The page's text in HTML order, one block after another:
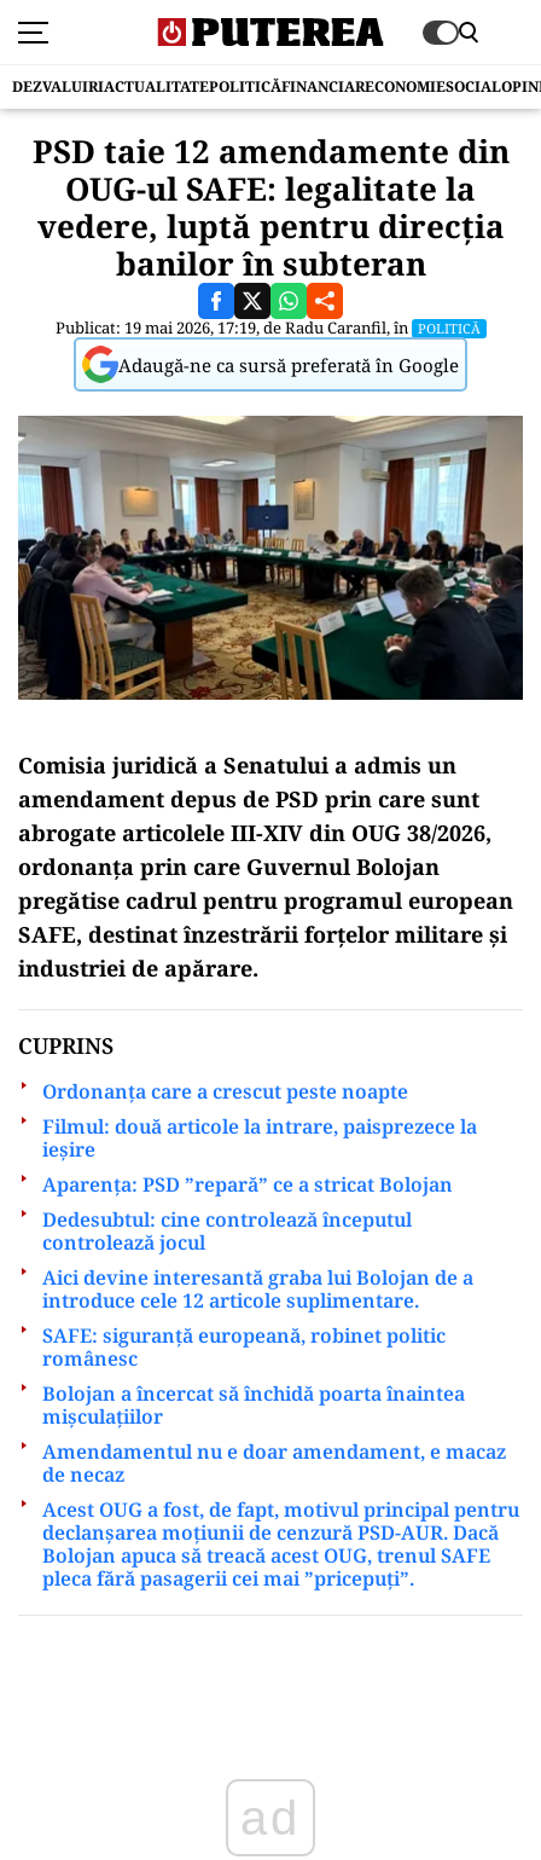
DEZVALUIRIACTUALITATEPOLITICĂFINANCIARECONOMIESOCIAL
PSD taie 12 amendamente din
OUG-ul SAFE: legalitate la
vedere, luptă pentru direcția
banilor în subteran
Publicat: 19 mai 2026, 17:19, deRadu Caranfil, în POLITICĂ
Adaugă-ne ca sursă preferată în Google
Comisia juridică a Senatului a admis un
amendament depus de PSD prin care sunt
abrogate articolele III-XIV din OUG 38/2026,
ordonanța prin care Guvernul Bolojan
pregătise cadrul pentru programul european
SAFE, destinat înzestrării forțelor militare și
industriei de apărare.
CUPRINS
Ordonanța care a crescut peste noapte
Filmul: două articole la intrare, paisprezece la
ieșire
Aparența: PSD ”repară” ce a stricat Bolojan
Dedesubtul: cine controlează începutul
controlează jocul
Aici devine interesantă graba lui Bolojan de a
introduce cele 12 articole suplimentare.
SAFE: siguranță europeană, robinet politic
românesc
Bolojan a încercat să închidă poarta înaintea
mișculațiilor
Amendamentul nu e doar amendament, e macaz
de necaz
Acest OUG a fost, de fapt, motivul principal pentru
declanșarea moțiunii de cenzură PSD-AUR. Dacă
Bolojan apuca să treacă acest OUG, trenul SAFE
pleca fără pasagerii cei mai ”pricepuți”.